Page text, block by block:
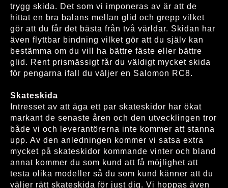
trygg skida. Det som vi imponeras av är att de
hittat en bra balans mellan glid och grepp vilket
gör att du får det bästa från två världar. Skidan har
även flyttbar bindning vilket gör att du själv kan
bestämma om du vill ha bättre fäste eller bättre
glid. Rent prismässigt får du väldigt mycket skida
för pengarna ifall du väljer en Salomon RC8.
Skateskida
Intresset av att äga ett par skateskidor har ökat
markant de senaste åren och den utvecklingen tror
både vi och leverantörerna inte kommer att stanna
upp. Av den anledningen kommer vi satsa extra
mycket på skateskidor kommande vinter och bland
annat kommer du som kund att få möjlighet att
testa olika modeller så du som kund känner att du
väljer rätt skateskida för just dig. Vi hoppas även